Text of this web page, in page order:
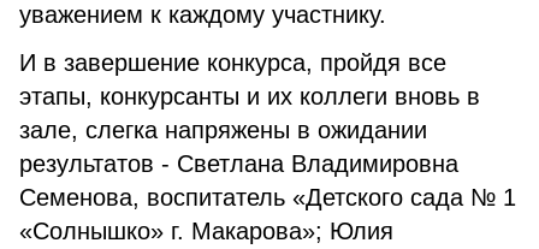
уважением к каждому участнику.
И в завершение конкурса, пройдя все
этапы, конкурсанты и их коллеги вновь в
зале, слегка напряжены в ожидании
результатов - Светлана Владимировна
Семенова, воспитатель «Детского сада № 1
«Солнышко» г. Макарова»; Юлия